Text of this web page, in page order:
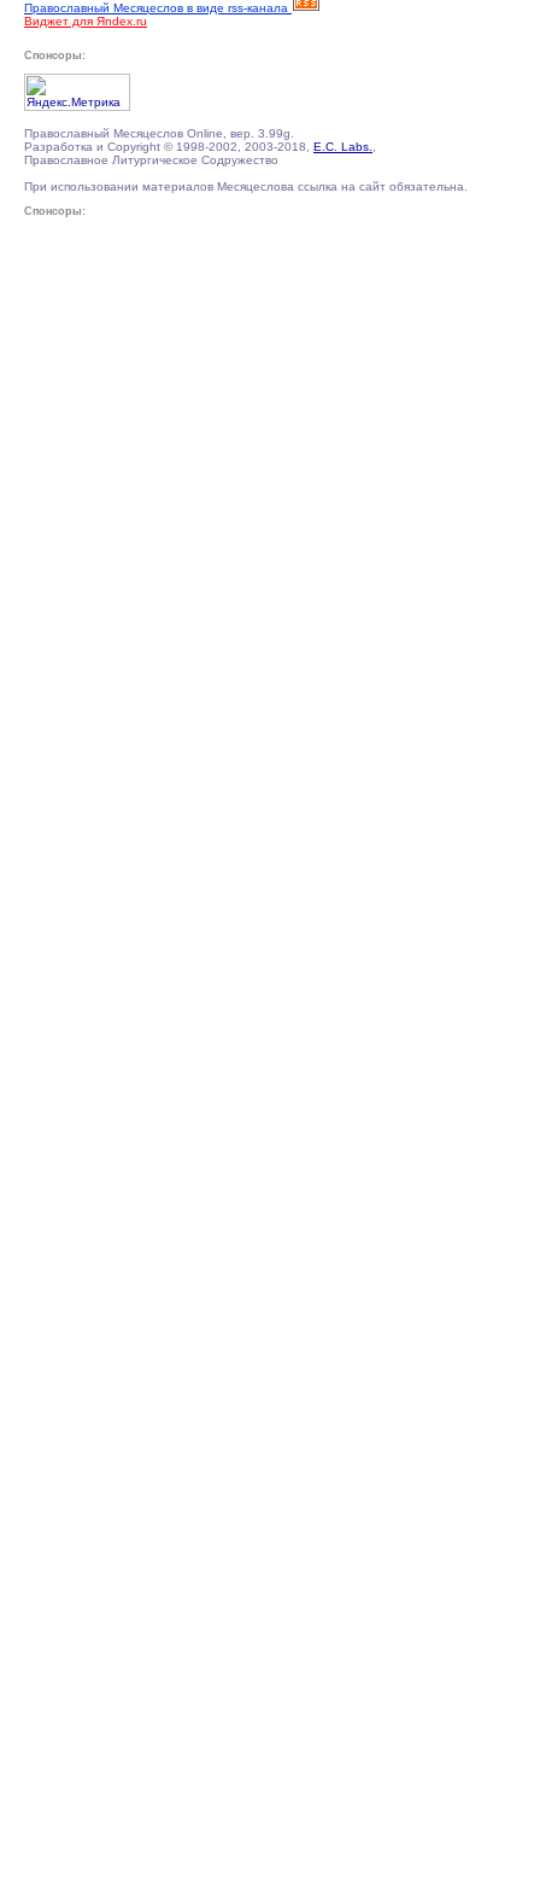
Православный Месяцеслов в виде rss-канала
Виджет для Яndex.ru
Спонсоры:
Православный Месяцеслов Online, вер. 3.99g.
Разработка и Copyright © 1998-2002, 2003-2018, E.C. Labs.
Православное Литургическое Содружество
При использовании материалов Месяцеслова ссылка на сайт обязательна.
Спонсоры: